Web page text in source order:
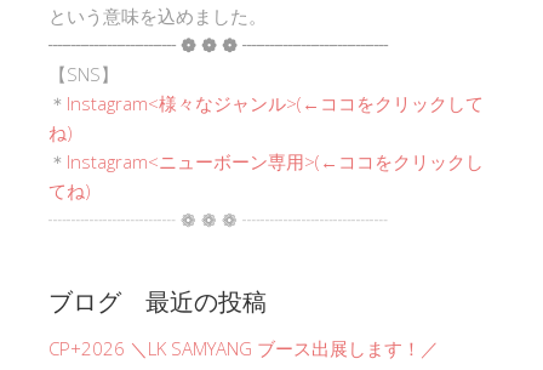
という意味を込めました。
┈┈┈┈┈┈┈ ❁ ❁ ❁ ┈┈┈┈┈┈┈┈
【SNS】
＊ Instagram<様々なジャンル>(←ココをクリックして
ね)
＊ Instagram<ニューボーン専用>(←ココをクリックし
てね)
┈┈┈┈┈┈┈ ❁ ❁ ❁ ┈┈┈┈┈┈┈┈
ブログ 最近の投稿
CP+2026 ＼LK SAMYANG ブース出展します！／